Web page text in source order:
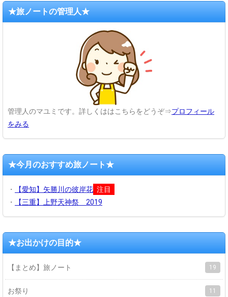
★旅ノートの管理人★
管理人のマユミです。詳しくははこちらをどうぞ⇒プロフィール
をみる
★今月のおすすめ旅ノート★
・ 【愛知】矢勝川の彼岸花 注目
・
【三重】上野天神祭 2019
★お出かけの目的★
【まとめ】旅ノート 19
お祭り 11